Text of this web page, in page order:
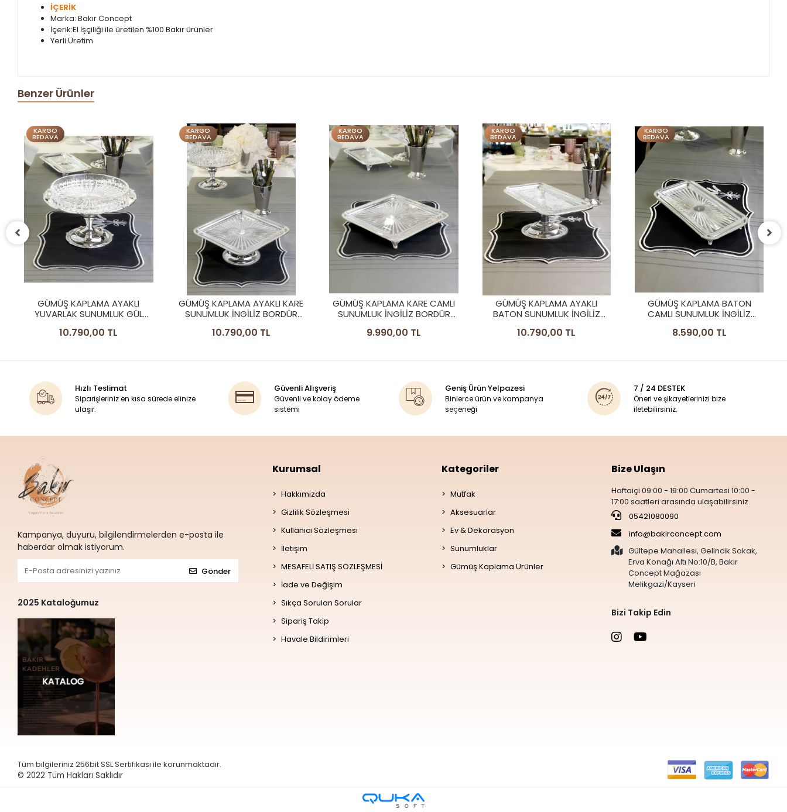
İÇERİK
Marka: Bakır Concept
İçerik:El İşçiliği ile üretilen %100 Bakır ürünler
Yerli Üretim
Benzer Ürünler
KARGO
BEDAVA
GÜMÜŞ KAPLAMA AYAKLI KARE
SUNUMLUK İNGİLİZ BORDÜR
10.790,00 TL
KARGO
BEDAVA
GÜMÜŞ KAPLAMA KARE CAMLI
SUNUMLUK İNGİLİZ BORDÜR
9.990,00 TL
KARGO
BEDAVA
GÜMÜŞ KAPLAMA AYAKLI
BATON SUNUMLUK İNGİLİZ
10.790,00 TL
KARGO
BEDAVA
GÜMÜŞ KAPLAMA BATON
CAMLI SUNUMLUK İNGİLİZ
8.590,00 TL
KARGO
BEDAVA
GÜMÜŞ KAPLAMA STANDLI
SUNUMLUK
3.890,00 TL
Hızlı Teslimat
Siparişleriniz en kısa sürede elinize
ulaşır.
Güvenli Alışveriş
Güvenli ve kolay ödeme
sistemi
Geniş Ürün Yelpazesi
Binlerce ürün ve kampanya
seçeneği
7 / 24 DESTEK
Öneri ve şikayetlerinizi bize
iletebilirsiniz.
Kampanya, duyuru, bilgilendirmelerden e-posta ile
haberdar olmak istiyorum.
Gönder
2025 Kataloğumuz
Kurumsal
Hakkımızda
Gizlilik Sözleşmesi
Kullanıcı Sözleşmesi
İletişim
MESAFELİ SATIŞ SÖZLEŞMESİ
İade ve Değişim
Sıkça Sorulan Sorular
Sipariş Takip
Havale Bildirimleri
Kategoriler
Mutfak
Aksesuarlar
Ev & Dekorasyon
Sunumluklar
Gümüş Kaplama Ürünler
Bize Ulaşın
Haftaiçi 09:00 - 19:00 Cumartesi 10:00 -
17:00 saatleri arasında ulaşabilirsiniz.
05421080090
info@bakirconcept.com
Gültepe Mahallesi, Gelincik Sokak,
Erva Konağı Altı No:10/B, Bakır
Concept Mağazası
Melikgazi/Kayseri
Bizi Takip Edin
Tüm bilgileriniz 256bit SSL Sertifikası ile korunmaktadır.
© 2022 Tüm Hakları Saklıdır